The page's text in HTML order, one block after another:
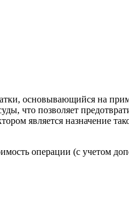
основывающийся на
что позволяет
является назначение
операции (с учетом